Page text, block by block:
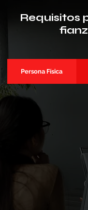
Requisitos
Persona Física